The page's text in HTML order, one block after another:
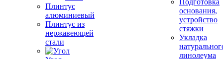
Плинтус
алюминиевый
Плинтус из
нержавеющей
стали
основания,
устройство
стяжки
Укладка
линолеума